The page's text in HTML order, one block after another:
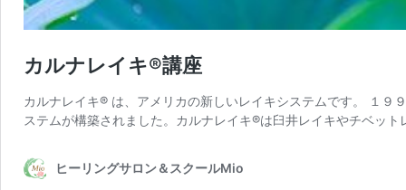
カルナレイキ®講座
カルナレイキ® は、アメリカの新しいレイキシステムです。 １
ステムが構築されました。カルナレイキ®は臼井レイキやチベッ
ヒーリングサロン＆スクールMio